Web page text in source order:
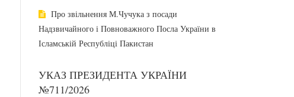
Про звільнення М.Чучука з посади
Надзвичайного і Повноважного Посла України в
Ісламській Республіці Пакистан
УКАЗ ПРЕЗИДЕНТА УКРАЇНИ
№711/2026